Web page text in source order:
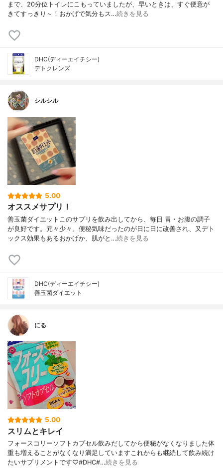
まで、20分位トイレにこもっていましたが、早いときは、すぐ便意が
きてすっきり～！おかげで気分もス…続きを見る
DHC(ディーエイチシー)
デトクレンズ
シルシル
5.00
オススメサプリ！
善玉菌ダイエットこのサプリを飲み出してから、毎日 胃・お腹の調子
が良好です。元々少々、便秘気味だったのが日に日に改善され、又デト
ックス効果もあるおかげか、肌がと…続きを見る
DHC(ディーエイチシー)
善玉菌ダイエット
にる
5.00
スリムとキレイ
フォースコリーソフトカプセル飲みだしてから便秘がなくなりました体
重も増えることがなくなり満足していますこれからも継続して飲み続け
たいサプリメントです♡#DHC#…続きを見る